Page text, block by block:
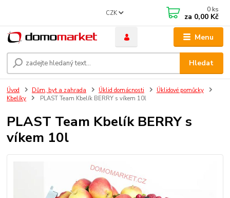
Menu
CZK
Hledat
0 ks
za 0,00 Kč
Úvod Dům, byt a zahrada Úklid domácnosti
Úklidové pomůcky
Kbelíky
PLAST Team Kbelík BERRY s víkem 10l
PLAST Team Kbelík BERRY s
víkem 10l